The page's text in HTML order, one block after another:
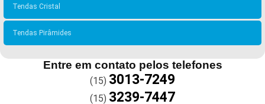
Tendas Cristal
Tendas Pirâmides
Entre em contato pelos telefones
(15) 3013-7249
(15) 3239-7447